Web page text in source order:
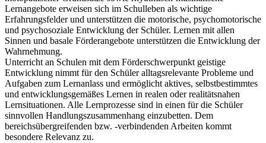
Lernangebote erweisen sich im Schulleben als wichtige
Erfahrungsfelder und unterstützen die motorische, psychomotorische
und psychosoziale Entwicklung der Schüler. Lernen mit allen
Sinnen und basale Förderangebote unterstützen die Entwicklung der
Wahrnehmung.
Unterricht an Schulen mit dem Förderschwerpunkt geistige
Entwicklung nimmt für den Schüler alltagsrelevante Probleme und
Aufgaben zum Lernanlass und ermöglicht aktives, selbstbestimmtes
und entwicklungsgemäßes Lernen in realen oder realitätsnahen
Lernsituationen. Alle Lernprozesse sind in einen für die Schüler
sinnvollen Handlungszusammenhang einzubetten. Dem
bereichsübergreifenden bzw. -verbindenden Arbeiten kommt
besondere Relevanz zu.